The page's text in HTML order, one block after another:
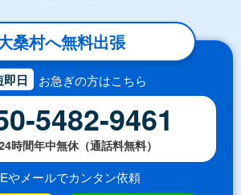
桑村へ無料出張
即日 お急ぎの方はこちら
5482-9461
時間年中無休（通話料無料）
やメールでカンタン依頼